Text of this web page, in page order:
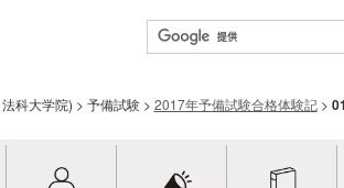
科大学院) > 予備試験 > 2017年予備試験合格体験記 >